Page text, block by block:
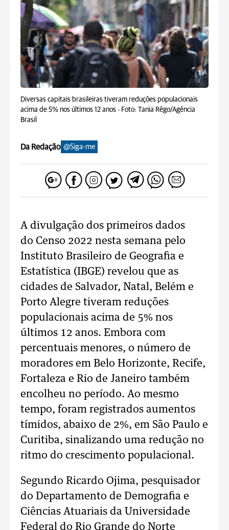
Diversas capitais brasileiras tiveram reduções populacionais
acima de 5% nos últimos 12 anos - Foto: Tania Rêgo/Agência
Brasil
Da Redação @Siga-me
A divulgação dos primeiros dados
do Censo 2022 nesta semana pelo
Instituto Brasileiro de Geografia e
Estatística (IBGE) revelou que as
cidades de Salvador, Natal, Belém e
Porto Alegre tiveram reduções
populacionais acima de 5% nos
últimos 12 anos. Embora com
percentuais menores, o número de
moradores em Belo Horizonte, Recife,
Fortaleza e Rio de Janeiro também
encolheu no período. Ao mesmo
tempo, foram registrados aumentos
tímidos, abaixo de 2%, em São Paulo e
Curitiba, sinalizando uma redução no
ritmo do crescimento populacional.
Segundo Ricardo Ojima, pesquisador
do Departamento de Demografia e
Ciências Atuariais da Universidade
Federal do Rio Grande do Norte